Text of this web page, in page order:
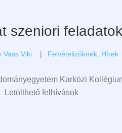
szeniori
Vass Viki Felvételizőknek Hírek
Karközi
felhívások